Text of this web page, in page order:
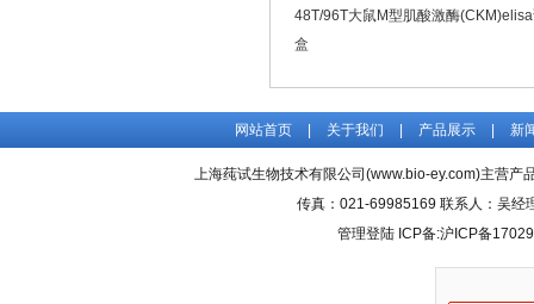
48T/96T大鼠M型肌酸激酶
盒
网站首页 关于我们 产品展示 新
上海莼试生物技术有限公司(www.bio-ey.com)主营产
传真：021-69985169 联系人：吴经
管理登陆 ICP备:沪ICP备